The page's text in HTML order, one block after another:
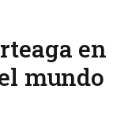
en
mundo